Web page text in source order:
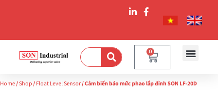
0
Home/Shop/Float Level Sensor/ Cảm biến báo mức phao lắp đỉnh SON LF-20D